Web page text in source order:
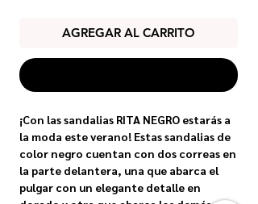
AGREGAR AL CARRITO
¡Con las sandalias RITA NEGRO estarás a
la moda este verano! Estas sandalias de
color negro cuentan con dos correas en
la parte delantera, una que abarca el
pulgar con un elegante detalle en